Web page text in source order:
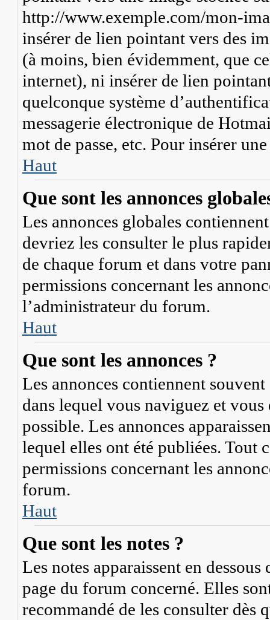
http://www.exemple.com/mon-
insérer de lien pointant vers des
(à moins, bien évidemment, que
internet), ni insérer de lien
quelconque système
messagerie électronique de
mot de passe, etc. Pour insérer
Haut
Que sont les annonces
Les annonces globales
devriez les consulter le plus
de chaque forum et dans votre
permissions concernant les
l’administrateur du forum.
Haut
Que sont les annonces ?
Les annonces contiennent
dans lequel vous naviguez et
possible. Les annonces
lequel elles ont été publiées. Tout
permissions concernant les
forum.
Haut
Que sont les notes ?
Les notes apparaissent en
page du forum concerné. Elles
recommandé de les consulter dès